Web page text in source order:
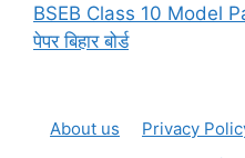
BSEB Class 10 Model
पेपर बिहार बोर्ड
About us Privacy